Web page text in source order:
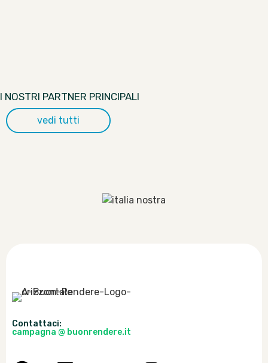
I NOSTRI PARTNER PRINCIPALI
vedi tutti
Contattaci:
campagna @ buonrendere.it